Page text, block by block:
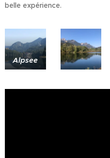
belle expérience.
Alpsee